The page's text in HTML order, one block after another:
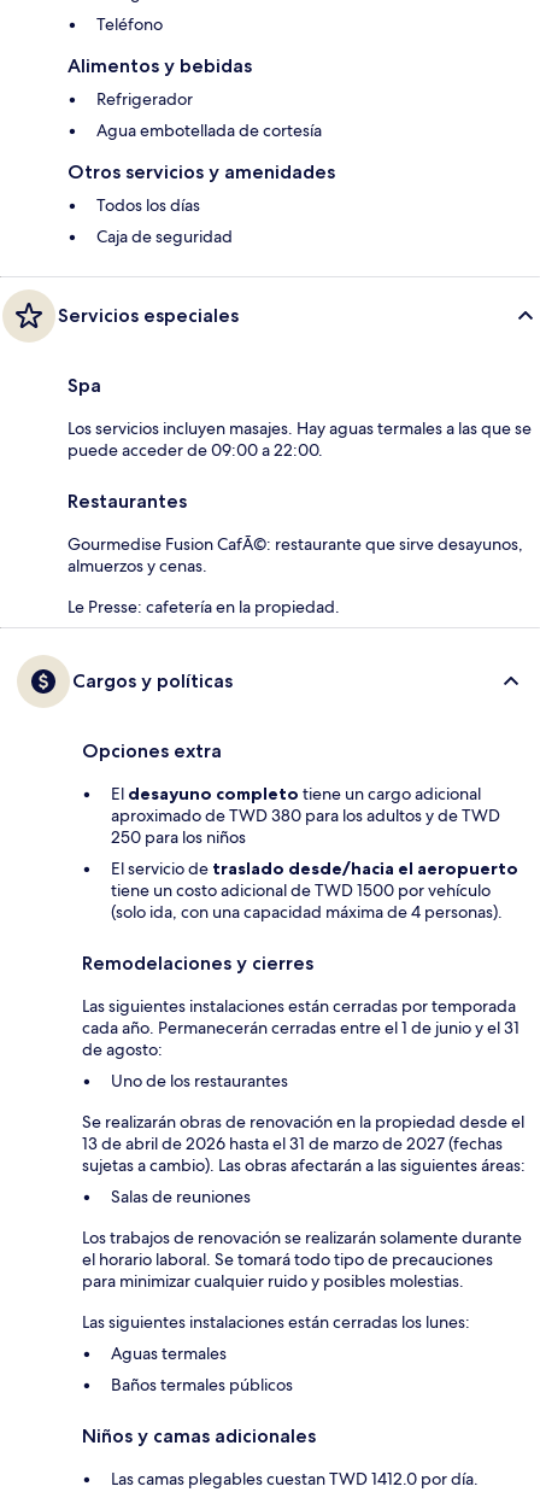
Teléfono
Alimentos y bebidas
Refrigerador
Agua embotellada de cortesía
Otros servicios y amenidades
Todos los días
Caja de seguridad
Servicios especiales
Spa
Los servicios incluyen masajes. Hay aguas termales a las que se
puede acceder de 09:00 a 22:00.
Restaurantes
Gourmedise Fusion CafÃ©: restaurante que sirve desayunos,
almuerzos y cenas.
Le Presse: cafetería en la propiedad.
Cargos y políticas
Opciones extra
El desayuno completo tiene un cargo adicional
aproximado de TWD 380 para los adultos y de TWD
250 para los niños
El servicio de traslado desde/hacia el aeropuerto
tiene un costo adicional de TWD 1500 por vehículo
(solo ida, con una capacidad máxima de 4 personas).
Remodelaciones y cierres
Las siguientes instalaciones están cerradas por temporada
cada año. Permanecerán cerradas entre el 1 de junio y el 31
de agosto:
Uno de los restaurantes
Se realizarán obras de renovación en la propiedad desde el
13 de abril de 2026 hasta el 31 de marzo de 2027 (fechas
sujetas a cambio). Las obras afectarán a las siguientes áreas:
Salas de reuniones
Los trabajos de renovación se realizarán solamente durante
el horario laboral. Se tomará todo tipo de precauciones
para minimizar cualquier ruido y posibles molestias.
Las siguientes instalaciones están cerradas los lunes:
Aguas termales
Baños termales públicos
Niños y camas adicionales
Las camas plegables cuestan TWD 1412.0 por día.